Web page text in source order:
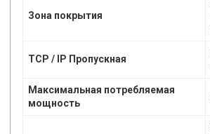
Зона покрытия
TCP / IP Пропускная
Максимальная потребляемая
мощность